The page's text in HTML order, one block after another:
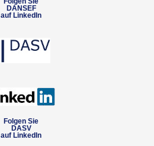
DANSEF
auf LinkedIn
Folgen Sie
DASV
auf LinkedIn